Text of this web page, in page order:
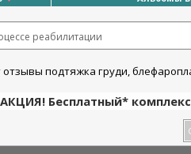
реабилитации
АКЦИЯ! Бесплатный*